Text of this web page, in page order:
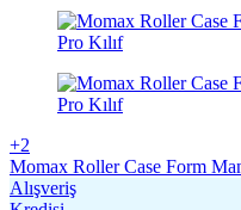
+2
Momax Roller Case Form
Alışveriş